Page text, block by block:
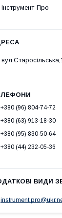
Інструмент-Про
+380 (96) 804-74-72
+380 (63) 913-18-30
+380 (95) 830-50-64
+380 (44) 232-05-36